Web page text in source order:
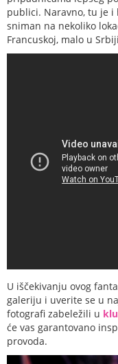
publici. Naravno, tu je
sniman na nekoliko
Francuskoj, malo u
U iščekivanju ovog
galeriju i uverite se u
fotografi zabeležili u
će vas garantovano
provoda.